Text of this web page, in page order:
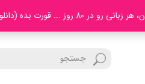
80 روز ... قورت بده (دانلود)